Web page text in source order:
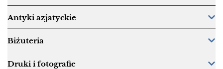
Antyki azjatyckie
Biżuteria
Druki i fotografie